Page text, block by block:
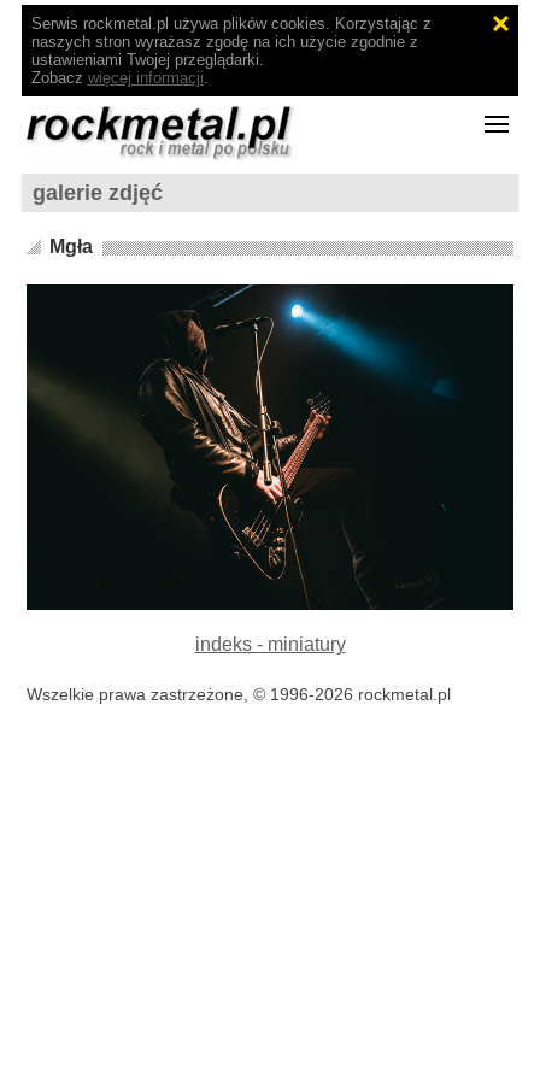
Serwis rockmetal.pl używa plików cookies. Korzystając z
naszych stron wyrażasz zgodę na ich użycie zgodnie z
ustawieniami Twojej przeglądarki.
Zobacz więcej informacji.
galerie zdjęć
Mgła
indeks - miniatury
Wszelkie prawa zastrzeżone, © 1996-2026 rockmetal.pl